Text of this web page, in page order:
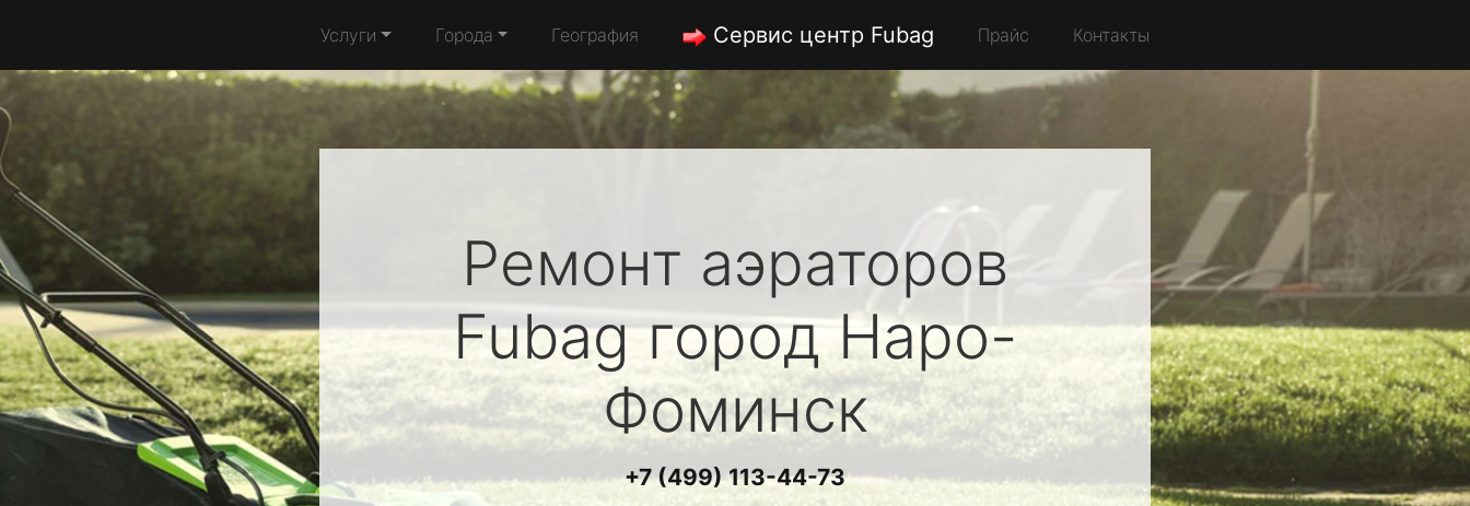
Услуги Города География Сервис центр Fubag Прайс Контакты
Ремонт аэраторов
Fubagгород Наро-
Фоминск
+7 (499) 113-44-73